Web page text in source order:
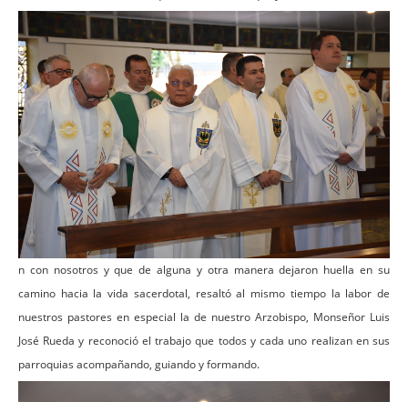
n con nosotros y que de alguna y otra manera dejaron huella en su
camino hacia la vida sacerdotal, resaltó al mismo tiempo la labor de
nuestros pastores en especial la de nuestro Arzobispo, Monseñor Luis
José Rueda y reconoció el trabajo que todos y cada uno realizan en sus
parroquias acompañando, guiando y formando.